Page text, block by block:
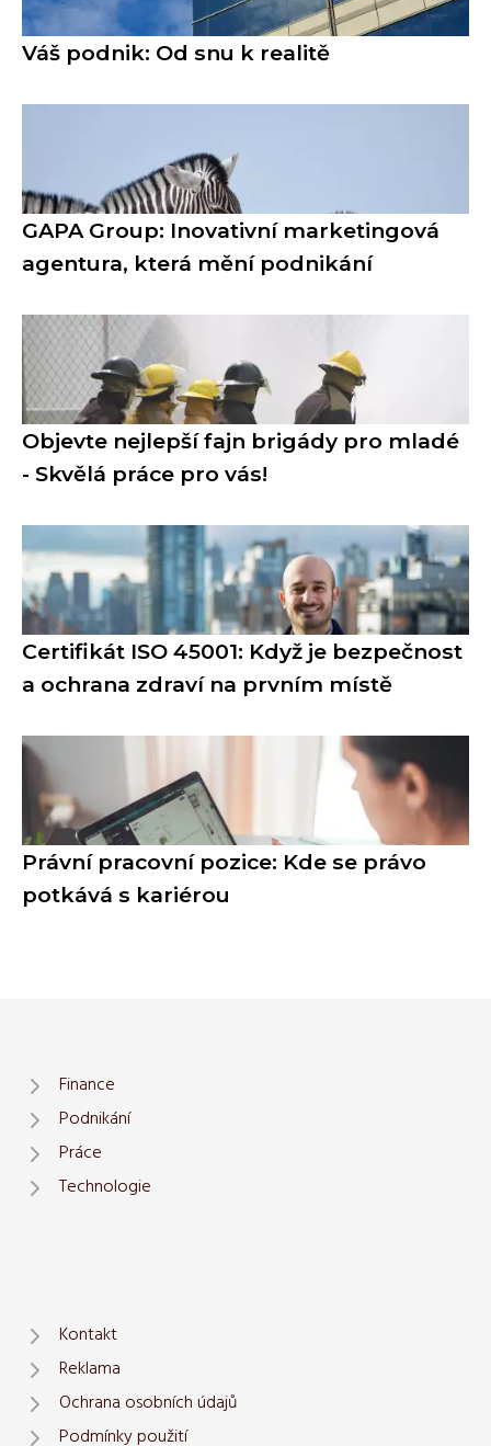
Váš podnik: Od snu k realitě
GAPA Group: Inovativní marketingová
agentura, která mění podnikání
Objevte nejlepší fajn brigády pro mladé
- Skvělá práce pro vás!
Certifikát ISO 45001: Když je bezpečnost
a ochrana zdraví na prvním místě
Právní pracovní pozice: Kde se právo
potkává s kariérou
Finance
Podnikání
Práce
Technologie
Kontakt
Reklama
Ochrana osobních údajů
Podmínky použití